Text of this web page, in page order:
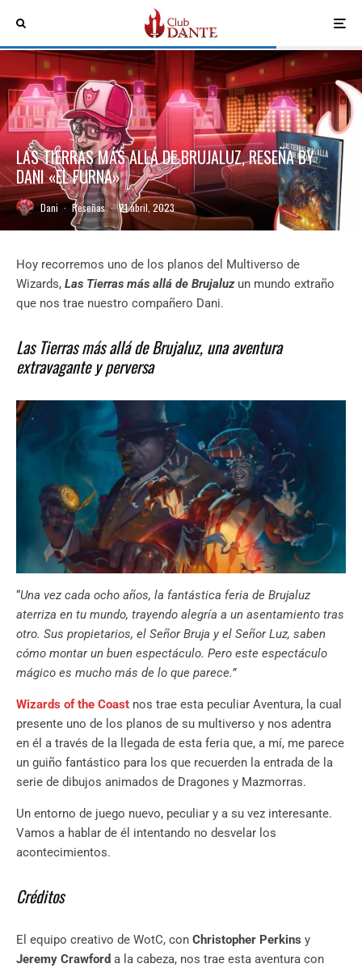
LAS TIERRAS MÁS ALLÁ DE BRUJALUZ, RESEÑA BY
DANI «EL FURNA»
Dani · Reseñas · 21 abril, 2023
Hoy recorremos uno de los planos del Multiverso de
Wizards, Las Tierras más allá de Brujaluzun mundo extraño
que nos trae nuestro compañero Dani.
Las Tierras más allá de Brujaluz, una aventura
extravagante y perversa
“Una vez cada ocho años, la fantástica feria de Brujaluz
aterriza en tu mundo, trayendo alegría a un asentamiento tras
otro. Sus propietarios, el Señor Bruja y el Señor Luz, saben
cómo montar un buen espectáculo. Pero este espectáculo
mágico es mucho más de lo que parece.”
Wizards of the Coast nos trae esta peculiar Aventura, la cual
presente uno de los planos de su multiverso y nos adentra
en él a través de la llegada de esta feria que, a mí, me parece
un guiño fantástico para los que recuerden la entrada de la
serie de dibujos animados de Dragones y Mazmorras.
Un entorno de juego nuevo, peculiar y a su vez interesante.
Vamos a hablar de él intentando no desvelar los
acontecimientos.
Créditos
El equipo creativo de WotC, con Christopher Perkins y
Jeremy Crawford a la cabeza, nos trae esta aventura con